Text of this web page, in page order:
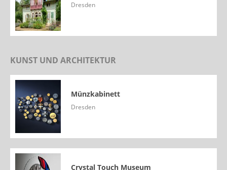
Dresden
KUNST UND ARCHITEKTUR
Münzkabinett
Dresden
Crystal Touch Museum